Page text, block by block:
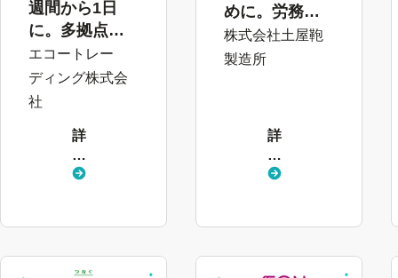
週間から1日
に。多拠点展
開企業での
ペーパーレス
化の実現
エコートレー
ディング株式会
社
詳
し
く
めに。労務業
務を超え、会
社全体で活用
株式会社土屋鞄
製造所
詳
し
く